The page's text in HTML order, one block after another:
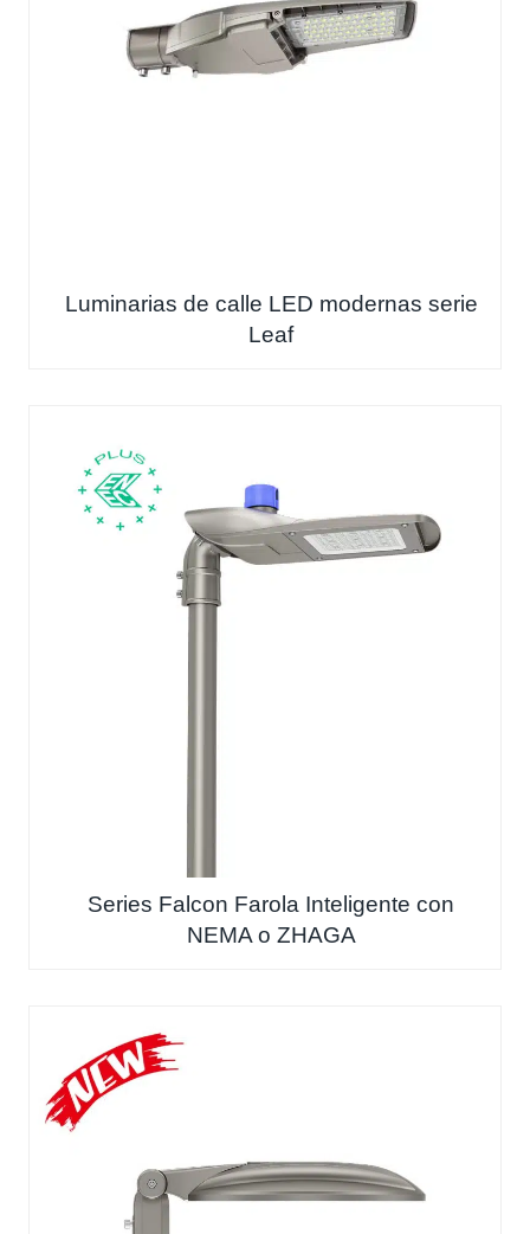
Luminarias de calle LED modernas serie
Leaf
Series Falcon Farola Inteligente con
NEMA o ZHAGA